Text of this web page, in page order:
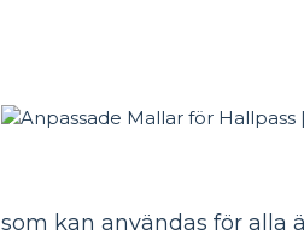
som kan användas för alla